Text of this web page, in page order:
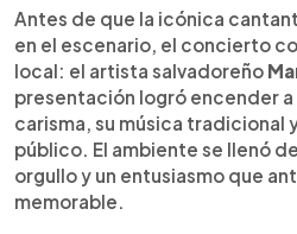
con emoción. La Diva de
conexión con los
inolvidable.
Antes de que la icónica
en el escenario, el concierto
local: el artista salvadoreño
presentación logró encender a
carisma, su música tradicional
público. El ambiente se llenó
orgullo y un entusiasmo que
memorable.